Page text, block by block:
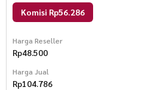
Komisi Rp56.286
Harga Reseller
Rp48.500
Harga Jual
Rp104.786